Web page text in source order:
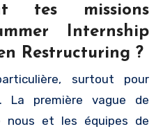
tes missions
Internship
Restructuring ?
surtout pour
La première vague de
nous et les équipes de